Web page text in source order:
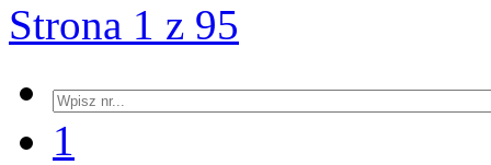
Strona 1 z 95
1